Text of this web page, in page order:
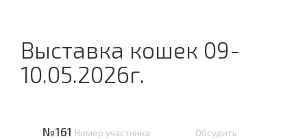
Выставка кошек 09-
10.05.2026г.
№161 Номер участника Обсудить